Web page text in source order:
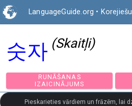
LanguageGuide.org •
숫자 (Skaitļi)
RUNĀŠANAS
Pieskarieties vārdiem un frāzēm, lai